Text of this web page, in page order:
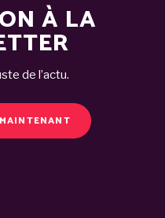
À LA
de l’actu.